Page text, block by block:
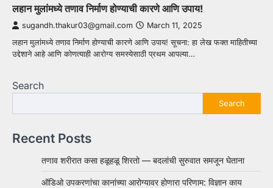
लहान मुलांमध्ये तणाव निर्माण होण्याची कारणे आणि उपाय!
sugandh.thakur03@gmail.com March 11, 2025
लहान मुलांमध्ये तणाव निर्माण होण्याची कारणे आणि उपाय! सूचना: हा लेख फक्त माहितीच्या
उद्देशाने आहे आणि कोणत्याही आरोग्य समस्येसाठी प्रथम आपल्या…
Search
Search
Recent Posts
तणाव शरीरात कसा हळूहळू शिरतो — बदलांची सुरुवात समजून घेताना
ऑडिओ उपकरणांचा कानांच्या आरोग्यावर होणारा परिणाम: विज्ञान काय